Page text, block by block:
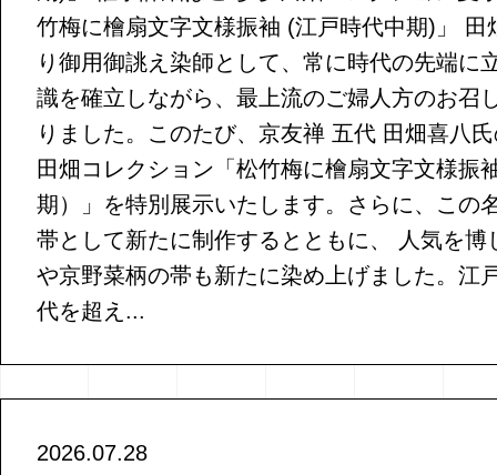
竹梅に檜扇文字文様振袖 (江戸時代中期)」 田
り御用御誂え染師として、常に時代の先端に
識を確立しながら、最上流のご婦人方のお召
りました。このたび、京友禅 五代 田畑喜八
田畑コレクション「松竹梅に檜扇文字文様振
期）」を特別展示いたします。さらに、この
帯として新たに制作するとともに、 人気を博
や京野菜柄の帯も新たに染め上げました。江
代を超え...
2026.07.28